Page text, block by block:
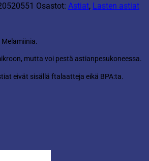
Osastot: Astiat, Lasten astiat
mutta voi pestä astianpesukoneessa.
eivät sisällä ftalaatteja eikä BPA:ta.